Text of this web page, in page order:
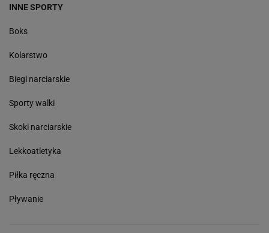
INNE SPORTY
Boks
Kolarstwo
Biegi narciarskie
Sporty walki
Skoki narciarskie
Lekkoatletyka
Piłka ręczna
Pływanie